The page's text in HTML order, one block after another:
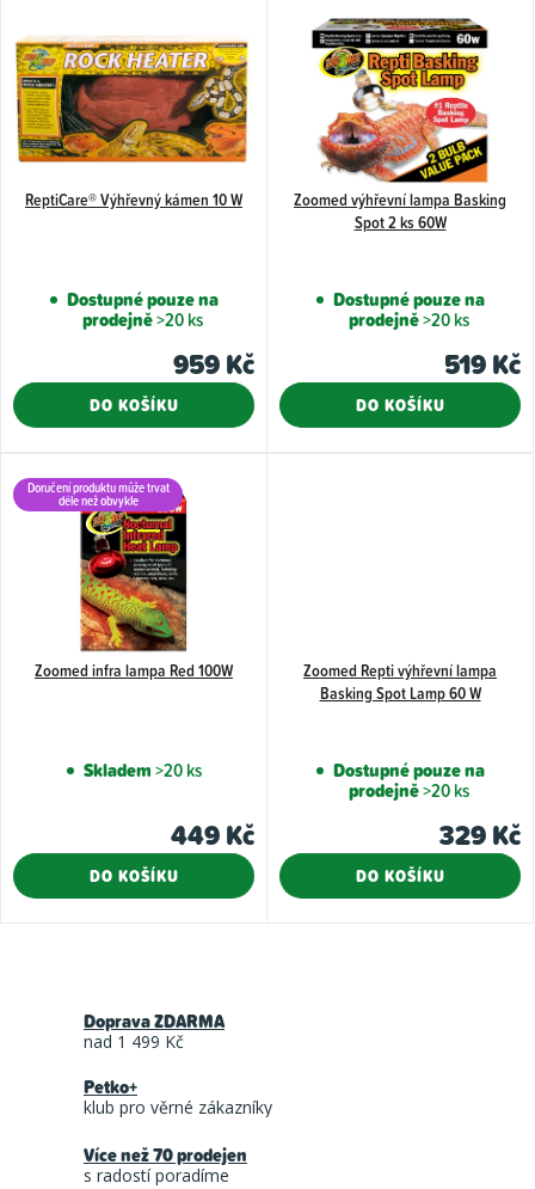
ý
p
i
s
p
t
ů
ReptiCare® Výhřevný kámen 10 W
Dostupné pouze na
prodejně>20 ks
959 Kč
DO KOŠÍKU
Zoomed výhřevní lampa Basking
Spot 2 ks 60W
Dostupné pouze na
prodejně>20 ks
519 Kč
DO KOŠÍKU
Doručení produktu může trvat
déle než obvykle
Zoomed infra lampa Red 100W
Skladem>20 ks
449 Kč
DO KOŠÍKU
Zoomed Repti výhřevní lampa
Basking Spot Lamp 60 W
Dostupné pouze na
prodejně>20 ks
329 Kč
DO KOŠÍKU
d
Doprava ZDARMA
nad 1 499 Kč
Petko+
klub pro věrné zákazníky
Více než 70 prodejen
s radostí poradíme